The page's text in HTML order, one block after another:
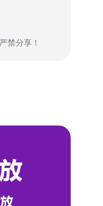
禁分享！